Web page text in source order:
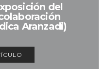
del
Aranzadi)